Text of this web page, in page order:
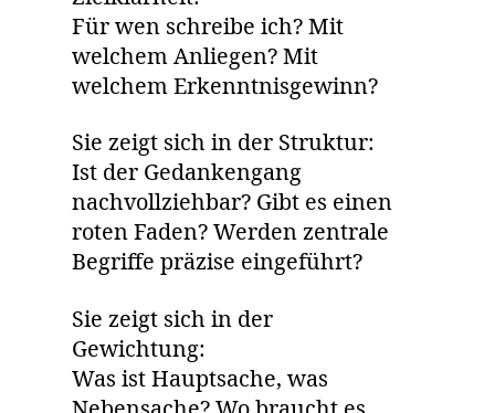
Für wen schreibe ich? Mit
welchem Anliegen? Mit
welchem Erkenntnisgewinn?
Sie zeigt sich in der Struktur:
Ist der Gedankengang
nachvollziehbar? Gibt es einen
roten Faden? Werden zentrale
Begriffe präzise eingeführt?
Sie zeigt sich in der
Gewichtung:
Was ist Hauptsache, was